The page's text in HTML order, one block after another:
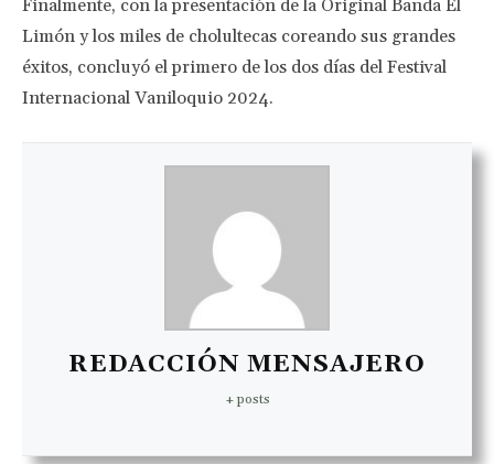
Finalmente, con la presentación de la Original Banda El
Limón y los miles de cholultecas coreando sus grandes
éxitos, concluyó el primero de los dos días del Festival
Internacional Vaniloquio 2024.
REDACCIÓN MENSAJERO
+ posts